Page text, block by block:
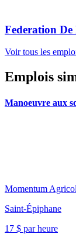
Federation
Voir tous les
Emplois
Manoeuvre aux
Momentum
Saint-Épiphane
17 $ par heure